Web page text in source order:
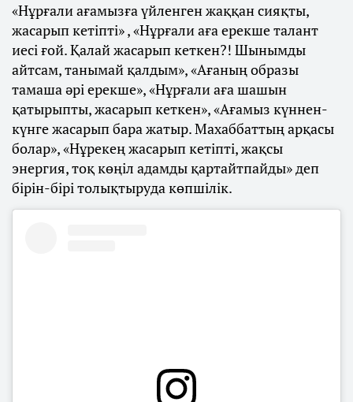
«Нұрғали ағамызға үйленген жаққан сияқты,
жасарып кетіпті» , «Нұрғали аға ерекше талант
иесі ғой. Қалай жасарып кеткен?! Шынымды
айтсам, танымай қалдым», «Ағаның образы
тамаша әрі ерекше», «Нұрғали аға шашын
қатырыпты, жасарып кеткен», «Ағамыз күннен-
күнге жасарып бара жатыр. Махаббаттың арқасы
болар», «Нұрекең жасарып кетіпті, жақсы
энергия, тоқ көңіл адамды қартайтпайды» деп
бірін-бірі толықтыруда көпшілік.